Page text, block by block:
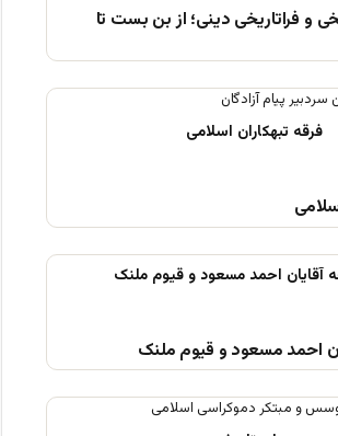
و فراتاریخی دینی؛ از بن بست تا
احمد مسعود و قیوم ملنک